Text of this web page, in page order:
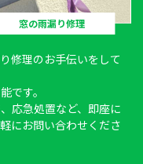
窓の雨漏り修理
修理のお手伝いをして
です。
応急処置など、即座に
にお問い合わせくださ